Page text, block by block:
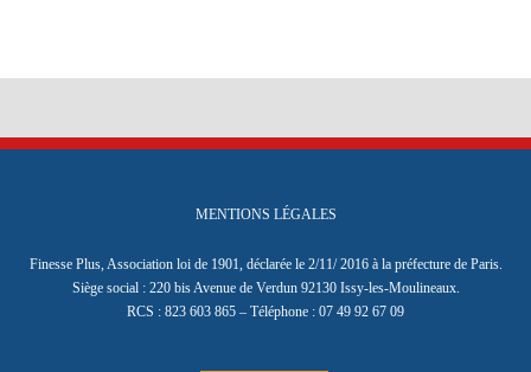
MENTIONS LÉGALES
Finesse Plus, Association loi de 1901, déclarée le 2/11/ 2016 à la préfecture de Paris.
Siège social : 220 bis Avenue de Verdun 92130 Issy-les-Moulineaux.
RCS : 823 603 865 – Téléphone : 07 49 92 67 09